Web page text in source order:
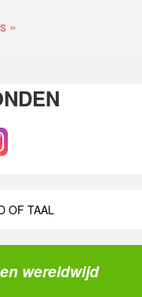
»
OF TAAL
wereldwijd